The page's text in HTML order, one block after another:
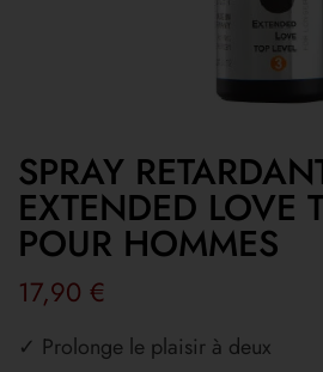
SPRAY
EXTENDED LOVE
POUR HOMMES
17,90 €
✓ Prolonge le plaisir à deux